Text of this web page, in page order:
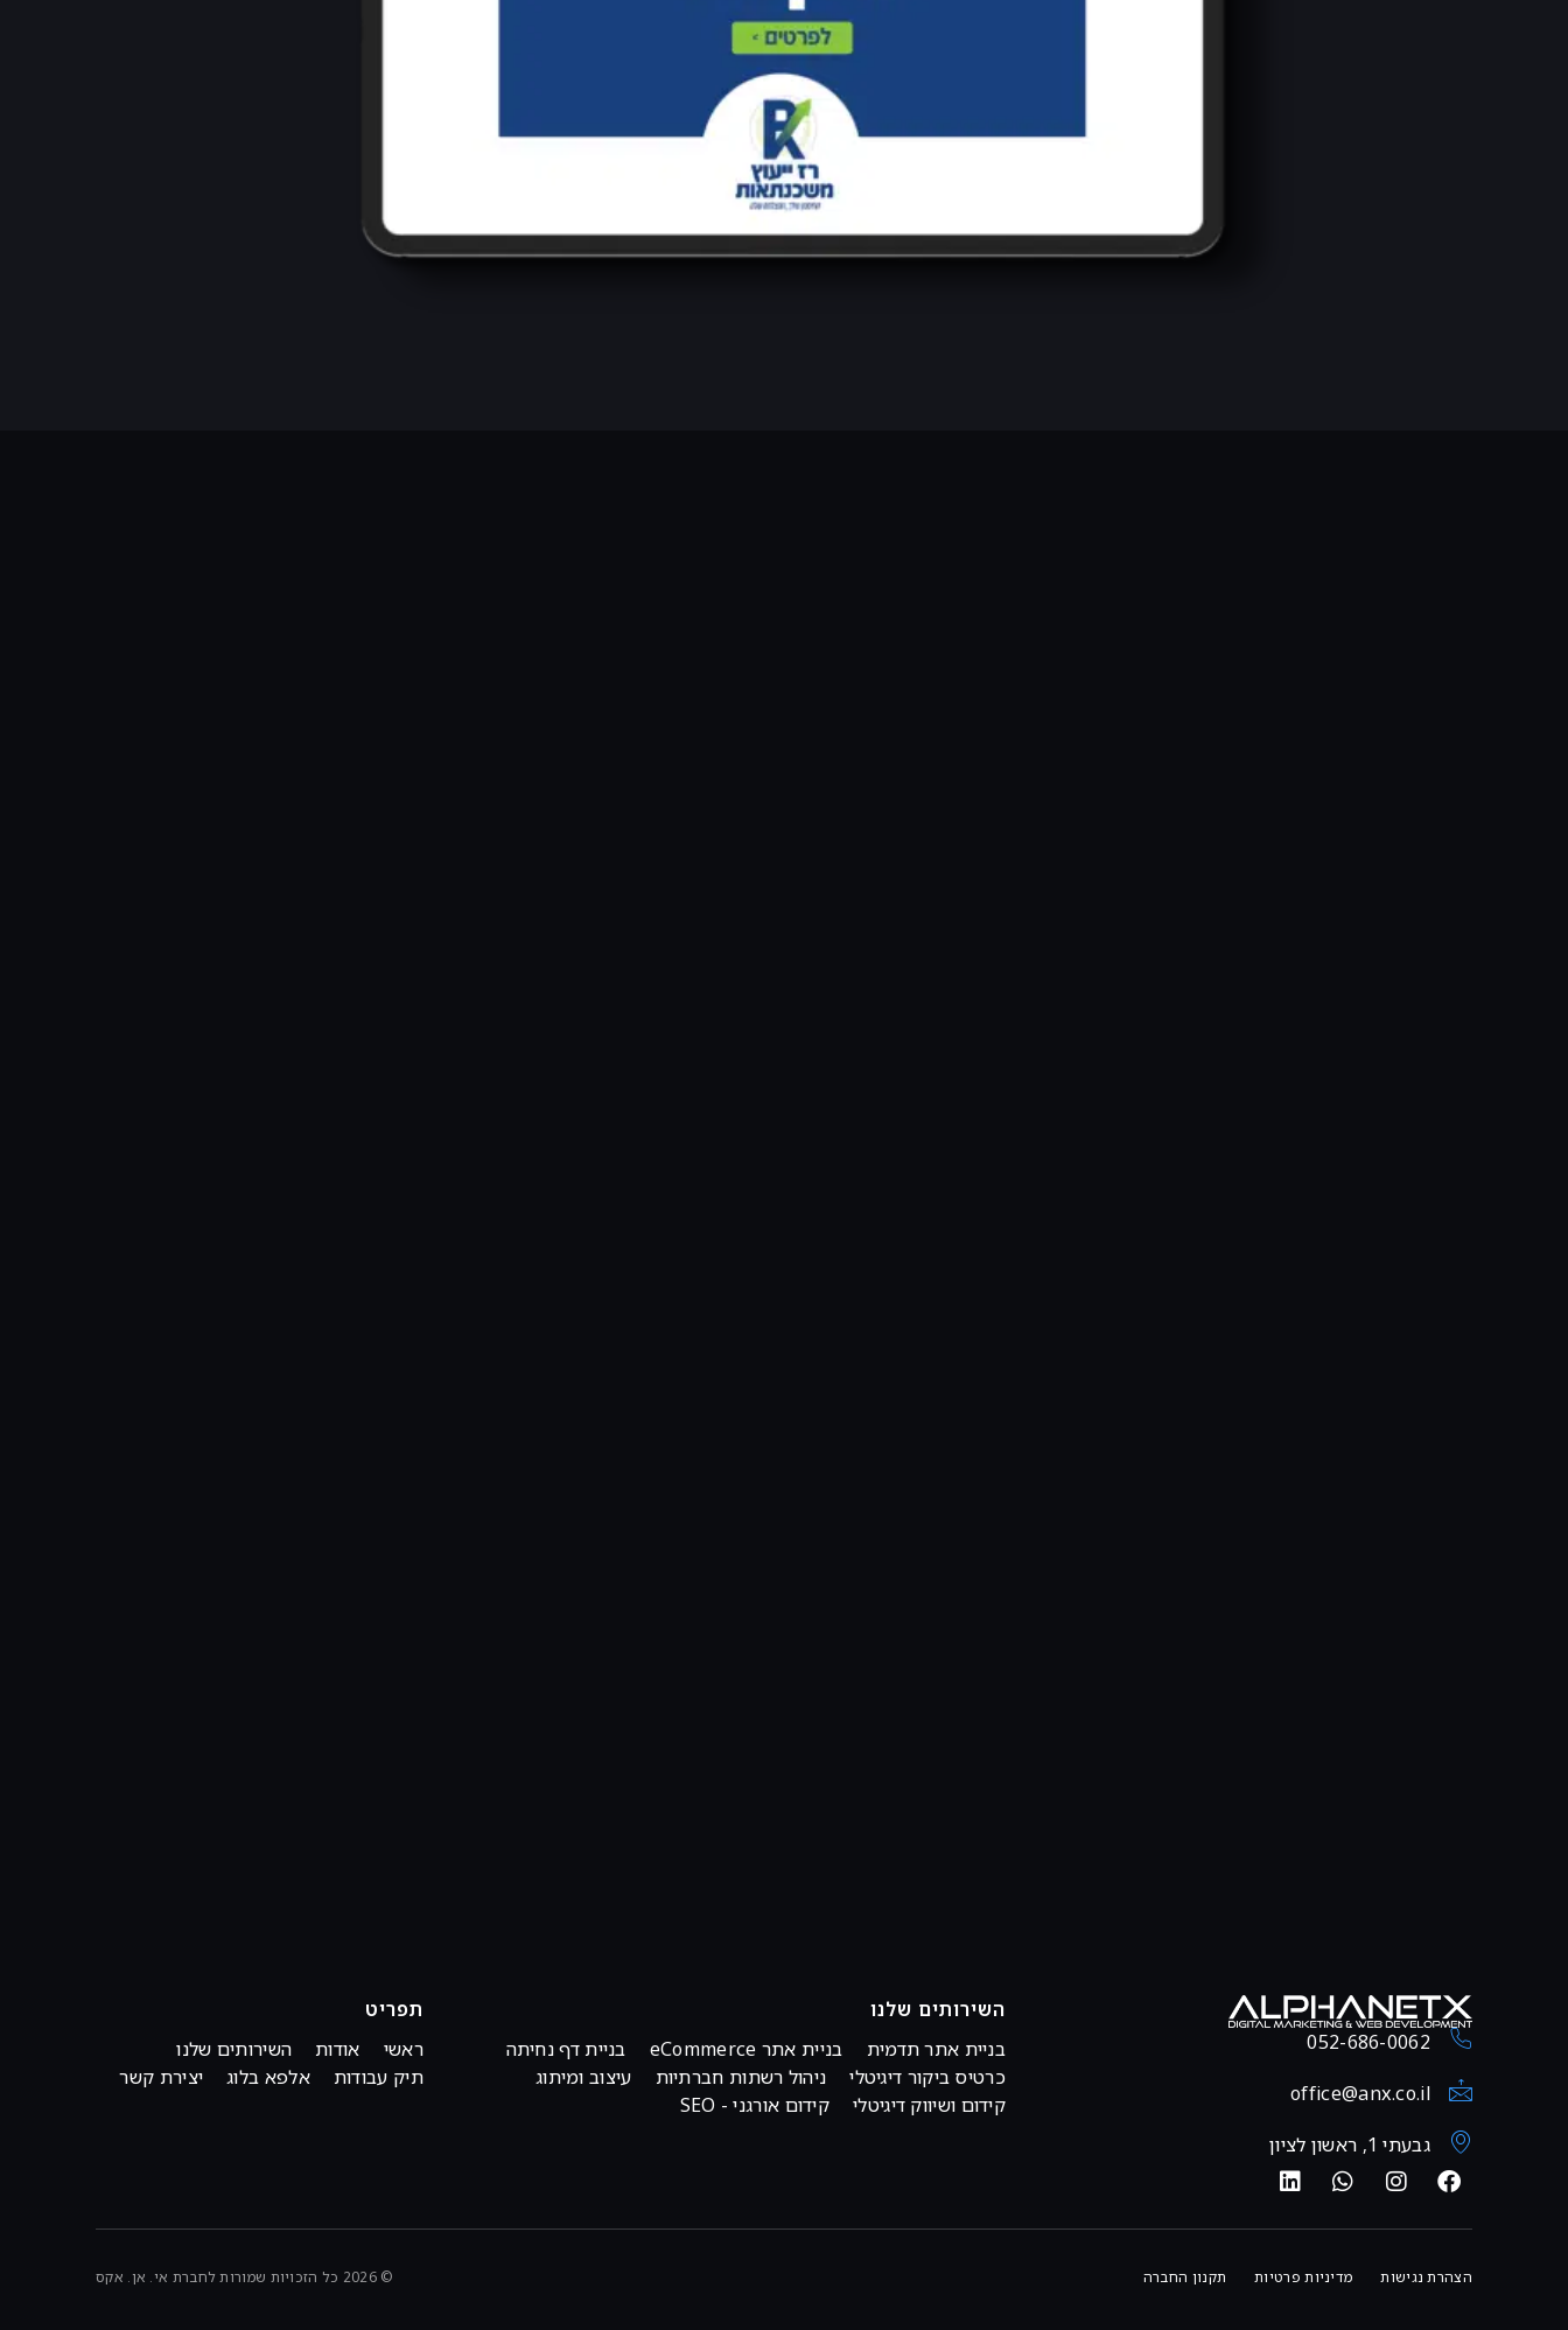
052-686-0062
office@anx.co.il
גבעתי 1, ראשון לציון
השירותים שלנו
בניית אתר תדמית
בניית אתר eCommerce
בניית דף נחיתה
כרטיס ביקור דיגיטלי
ניהול רשתות חברתיות
עיצוב ומיתוג
קידום ושיווק דיגיטלי
קידום אורגני - SEO
תפריט
ראשי
אודות
השירותים שלנו
תיק עבודות
אלפא בלוג יצירת קשר
הצהרת נגישות מדיניות פרטיות תקנון החברה © 2026 כל הזכויות שמורות לחברת אי. אן. אקס